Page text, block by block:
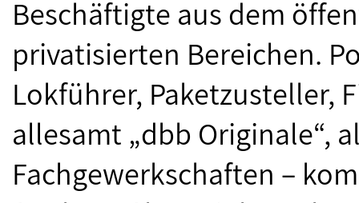
Beschäftigte aus dem
privatisierten Bereichen.
Lokführer, Paketzusteller,
allesamt „dbb Originale“,
Fachgewerkschaften –